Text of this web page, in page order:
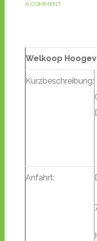
A COMMENT
Welkoop
Kurzbeschreibung:
Anfahrt: